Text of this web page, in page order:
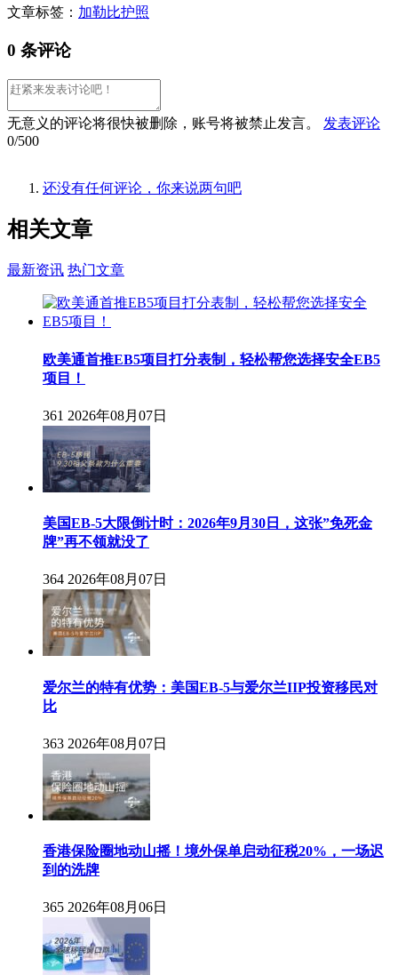
文章标签： 加勒比护照
0 条评论
无意义的评论将很快被删除，账号将被禁止发言。
发表评论
0/500
还没有任何评论，你来说两句吧
相关文章
最新资讯 热门文章
欧美通首推EB5项目打分表制，轻松帮您选择安全EB5
项目！
361 2026年08月07日
美国EB-5大限倒计时：2026年9月30日，这张”免死金
牌”再不领就没了
364 2026年08月07日
爱尔兰的特有优势：美国EB-5与爱尔兰IIP投资移民对
比
363 2026年08月07日
香港保险圈地动山摇！境外保单启动征税20%，一场迟
到的洗牌
365 2026年08月06日